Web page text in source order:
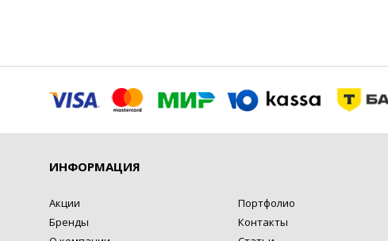
ИНФОРМАЦИЯ
Акции
Бренды
Портфолио
Контакты